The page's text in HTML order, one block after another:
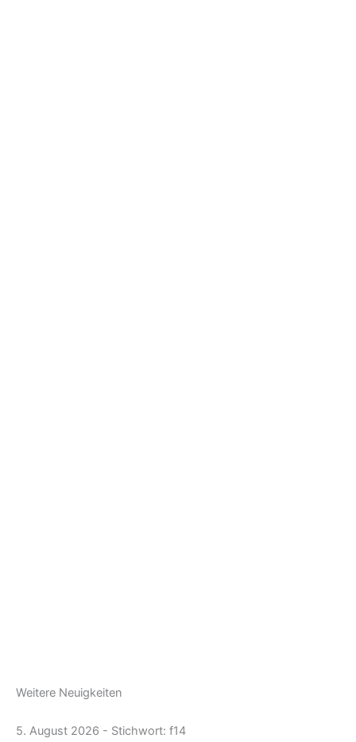
Weitere Neuigkeiten
5. August 2026 - Stichwort: f14